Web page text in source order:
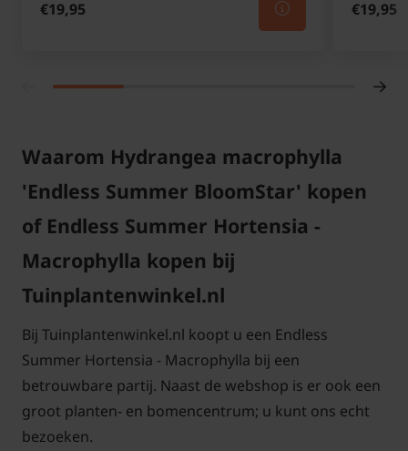
€19,95 €19,95
Waarom Hydrangea macrophylla
'Endless Summer BloomStar' kopen
of Endless Summer Hortensia -
Macrophylla kopen bij
Tuinplantenwinkel.nl
Bij Tuinplantenwinkel.nl koopt u een Endless
Summer Hortensia - Macrophylla bij een
betrouwbare partij. Naast de webshop is er ook een
groot planten- en bomencentrum; u kunt ons echt
bezoeken.